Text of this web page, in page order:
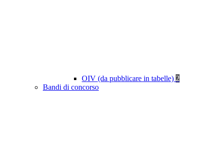
OIV (da pubblicare in tabelle) 2
Bandi di concorso